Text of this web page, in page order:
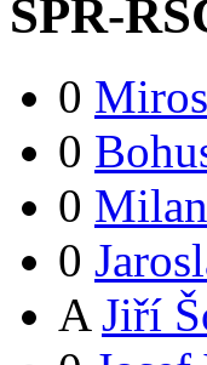
SPR-
0
0
0
0
A Jiří